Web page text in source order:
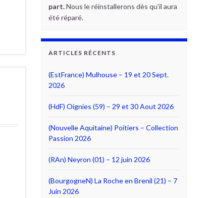
part.Nous le réinstallerons dès qu'il aura
été réparé.
ARTICLES RÉCENTS
(EstFrance) Mulhouse – 19 et 20 Sept.
2026
(HdF) Oignies (59) – 29 et 30 Aout 2026
(Nouvelle Aquitaine) Poitiers – Collection
Passion 2026
(RAn) Neyron (01) – 12 juin 2026
(BourgogneN) La Roche en Brenil (21) – 7
Juin 2026